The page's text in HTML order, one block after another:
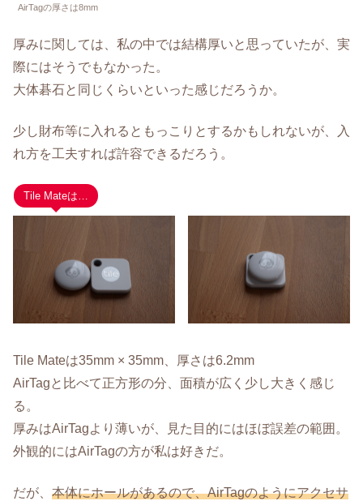
AirTagの厚さは8mm
厚みに関しては、私の中では結構厚いと思っていたが、実
際にはそうでもなかった。
大体碁石と同じくらいといった感じだろうか。
少し財布等に入れるともっこりとするかもしれないが、入
れ方を工夫すれば許容できるだろう。
Tile Mateは…
Tile Mateは35mm × 35mm、厚さは6.2mm
AirTagと比べて正方形の分、面積が広く少し大きく感じ
る。
厚みはAirTagより薄いが、見た目的にはほぼ誤差の範囲。
外観的にはAirTagの方が私は好きだ。
だが、 本体にホールがあるので、AirTagのようにアクセサ